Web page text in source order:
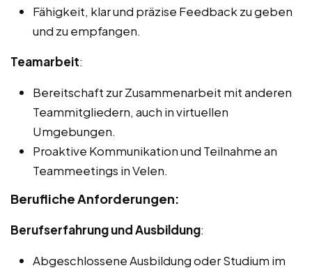
Fähigkeit, klar und präzise Feedback zu geben
und zu empfangen.
Teamarbeit:
Bereitschaft zur Zusammenarbeit mit anderen
Teammitgliedern, auch in virtuellen
Umgebungen.
Proaktive Kommunikation und Teilnahme an
Teammeetings in Velen.
Berufliche Anforderungen:
Berufserfahrung und Ausbildung:
Abgeschlossene Ausbildung oder Studium im